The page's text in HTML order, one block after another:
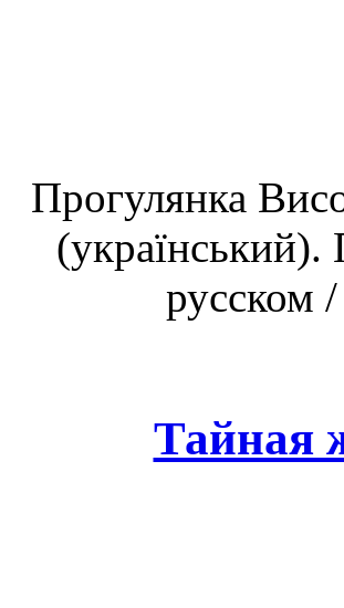
Прогулянка
русском
Тайная